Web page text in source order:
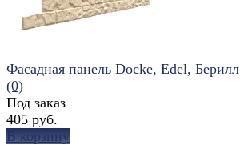
Фасадная панель Docke, Edel, Берилл
(0)
Под заказ
405 руб.
В корзину